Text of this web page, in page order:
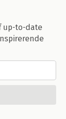
up-to-date